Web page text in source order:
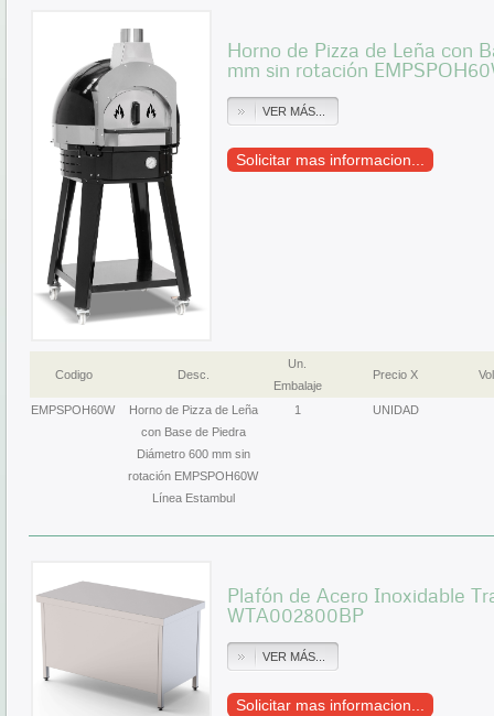
Horno de Pizza de Leña con
mm sin rotación
VER MÁS...
Solicitar mas informacion...
Codigo Desc.
Un.
Embalaje
Precio X
EMPSPOH60W
Horno de Pizza de Leña
con Base de Piedra
Diámetro 600 mm sin
rotación EMPSPOH60W
Línea Estambul
1 UNIDAD
Plafón de Acero Inoxidable
WTA002800BP
VER MÁS...
Solicitar mas informacion...